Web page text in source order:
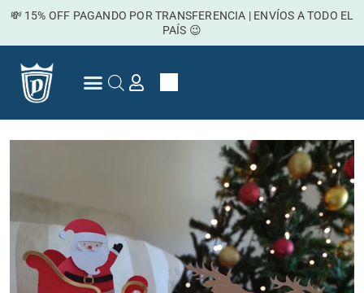
contenido
💸 15% OFF PAGANDO POR TRANSFERENCIA | ENVÍOS A TODO EL
PAÍS 😉
Cart